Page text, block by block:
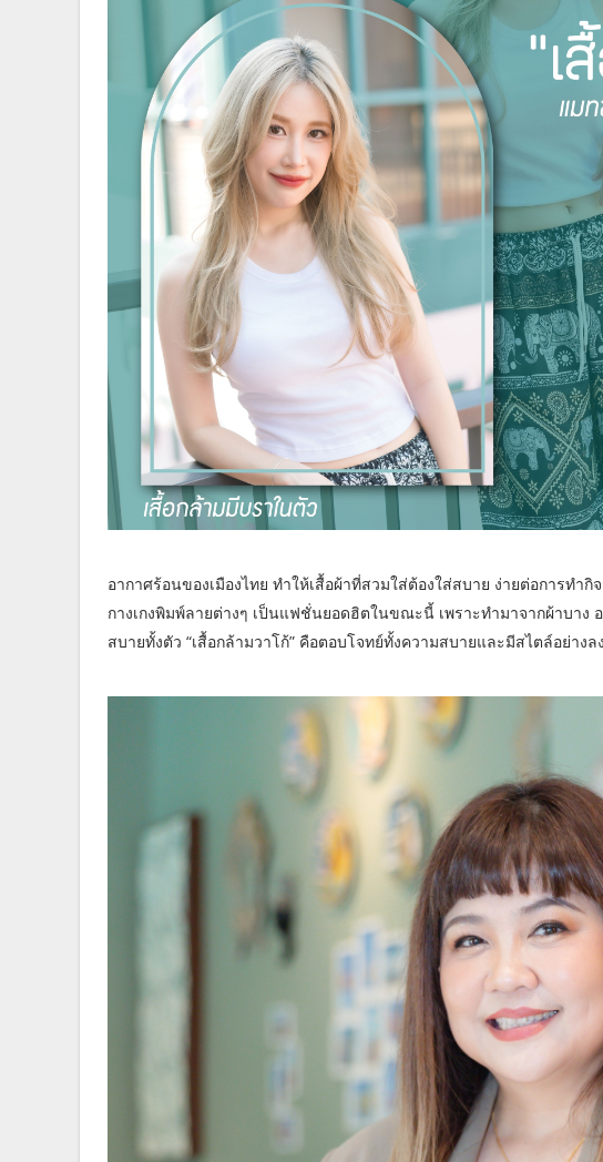
อากาศร้อนของเมืองไทย ทำให้เสื้อผ้าที่สวมใส่ต้องใส่สบาย ง่ายต่อการทำ
กางเกงพิมพ์ลายต่างๆ เป็นแฟชั่นยอดฮิตในขณะนี้ เพราะทำมาจากผ้าบาง
สบายทั้งตัว “เสื้อกล้ามวาโก้” คือตอบโจทย์ทั้งความสบายและมีสไตล์อย่างล